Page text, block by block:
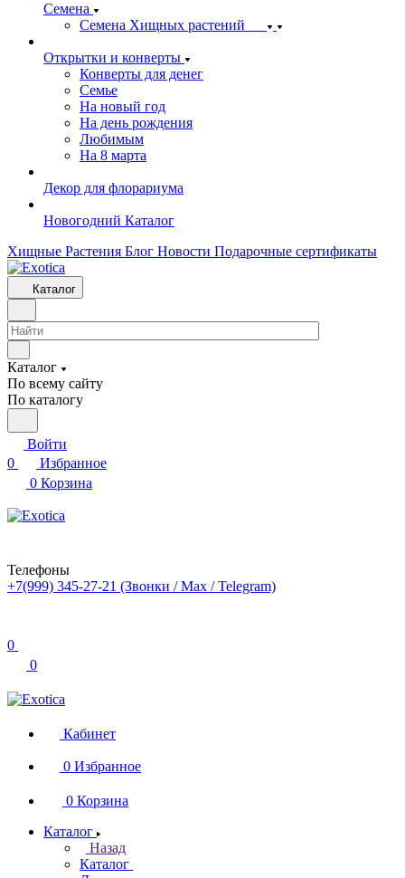
Семена
Семена Хищных растений
Открытки и конверты
Конверты для денег
Семье
На новый год
На день рождения
Любимым
На 8 марта
Декор для флорариума
Новогодний Каталог
Хищные Растения Блог Новости Подарочные сертификаты
Каталог
Каталог
По всему сайту
По каталогу
Войти
0
Избранное
0 Корзина
Телефоны
+7(999) 345-27-21 (Звонки / Max / Telegram)
0
0
Кабинет
0 Избранное
0 Корзина
Каталог
Назад
Каталог